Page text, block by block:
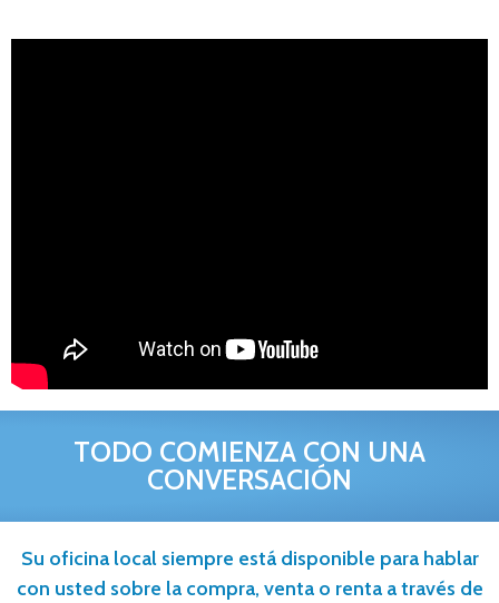
TODO COMIENZA CON UNA
CONVERSACIÓN
Su oficina local siempre está disponible para hablar
con usted sobre la compra, venta o renta a través de